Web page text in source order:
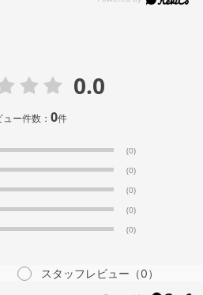
0.0
ュー件数：0件
(0)
(0)
(0)
(0)
(0)
スタッフレビュー （0）